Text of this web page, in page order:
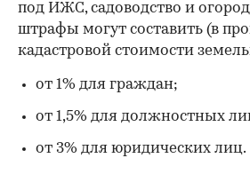
под ИЖС, садоводство и
штрафы могут составить (в
кадастровой стоимости
от 1% для граждан;
от 1,5% для должностных
от 3% для юридических лиц.